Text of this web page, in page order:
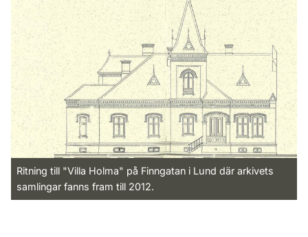
Ritning till "Villa Holma" på Finngatan i Lund där arkivets
samlingar fanns fram till 2012.